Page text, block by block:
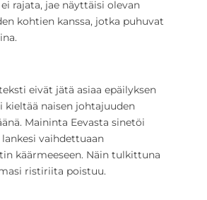
rajata, jae näyttäisi olevan
kohtien kanssa, jotka puhuvat
eivät jätä asiaa epäilyksen
kieltää naisen johtajuuden
Maininta Eevasta sinetöi
vaihdettuaan
käärmeeseen. Näin tulkittuna
ristiriita poistuu.